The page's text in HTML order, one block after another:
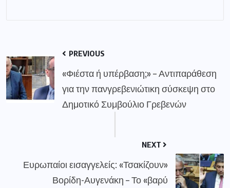
PREVIOUS
«Φιέστα ή υπέρβαση;» – Αντιπαράθεση
για την πανγρεβενιώτικη σύσκεψη στο
Δημοτικό Συμβούλιο Γρεβενών
NEXT
Ευρωπαίοι εισαγγελείς: «Τσακίζουν»
Βορίδη-Αυγενάκη – Το «βαρύ